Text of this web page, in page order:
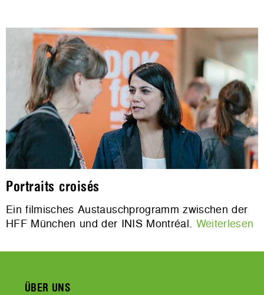
Portraits croisés
Ein filmisches Austauschprogramm zwischen der
HFF München und der INIS Montréal. Weiterlesen
ÜBER UNS